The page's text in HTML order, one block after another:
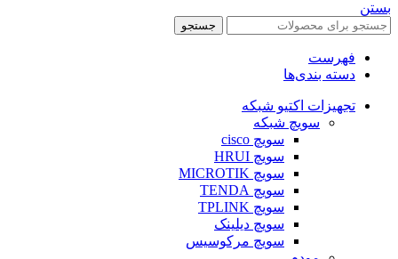
بستن
جستجو
فهرست
دسته بندی‌ها
تجهیزات اکتیو شبکه
سویچ شبکه
سویچ cisco
سویچ HRUI
سویچ MICROTIK
سویچ TENDA
سویچ TPLINK
سویچ دیلینک
سویچ مرکوسیس